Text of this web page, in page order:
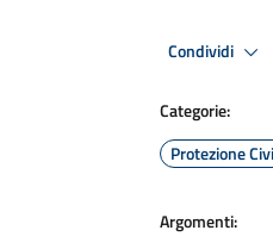
Condividi
Categorie:
Protezione
Argomenti: